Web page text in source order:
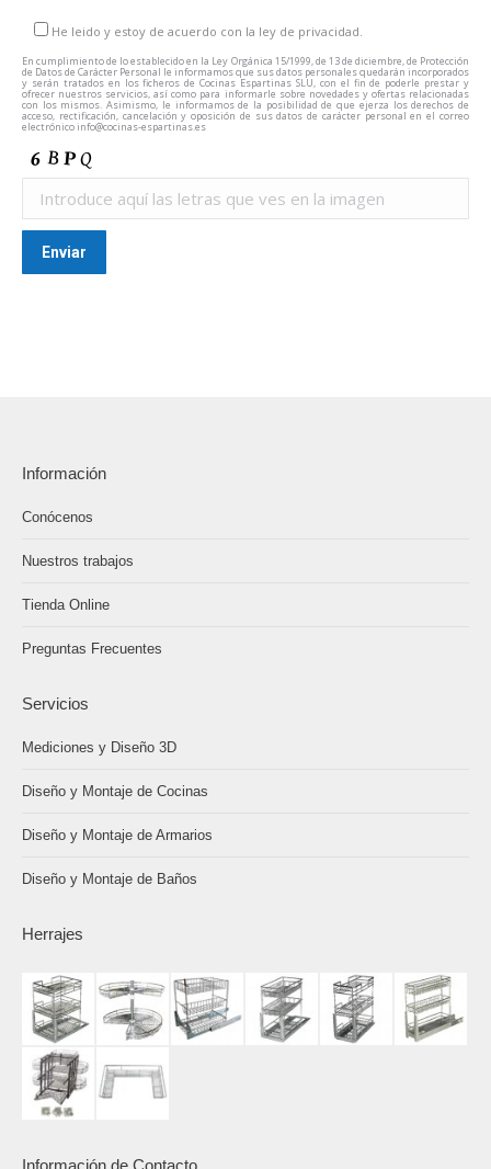
He leido y estoy de acuerdo con la ley de privacidad.
En cumplimiento de lo establecido en la Ley Orgánica 15/1999, de 13 de diciembre, de Protección
de Datos de Carácter Personal le informamos que sus datos personales quedarán incorporados
y serán tratados en los ficheros de Cocinas Espartinas SLU, con el fin de poderle prestar y
ofrecer nuestros servicios, así como para informarle sobre novedades y ofertas relacionadas
con los mismos. Asimismo, le informamos de la posibilidad de que ejerza los derechos de
acceso, rectificación, cancelación y oposición de sus datos de carácter personal en el correo
electrónico info@cocinas-espartinas.es
Información
Conócenos
Nuestros trabajos
Tienda Online
Preguntas Frecuentes
Servicios
Mediciones y Diseño 3D
Diseño y Montaje de Cocinas
Diseño y Montaje de Armarios
Diseño y Montaje de Baños
Herrajes
Información de Contacto